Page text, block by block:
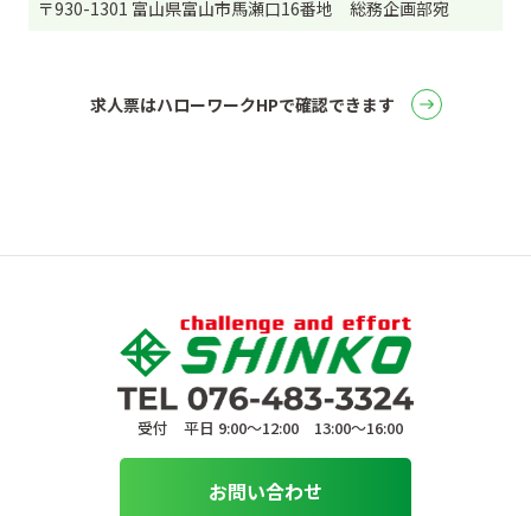
〒930-1301 富山県富山市馬瀬口16番地 総務企画部宛
求人票はハローワークHPで確認できます
受付 平日 9:00〜12:00 13:00〜16:00
お問い合わせ